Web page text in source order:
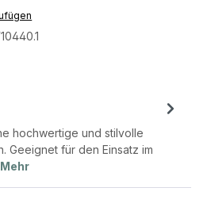
hochwertige und stilvolle
Geeignet für den Einsatz im
Mehr